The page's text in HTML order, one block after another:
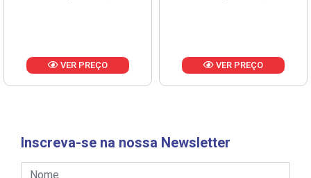
VER PREÇO VER PREÇO
Inscreva-se na nossa Newsletter